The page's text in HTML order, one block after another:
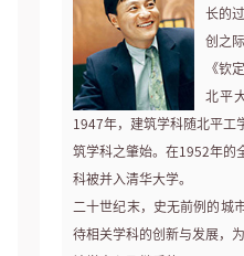
长的
创之
《钦
北平
1947年，建筑学科随北平工
筑学科之肇始。在1952年的
科被并入清华大学。
二十世纪末，史无前例的城
待相关学科的创新与发展，
11-27 气候韧
10-18 2024气